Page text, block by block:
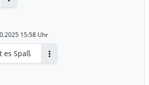
15:58 Uhr
es Spaß